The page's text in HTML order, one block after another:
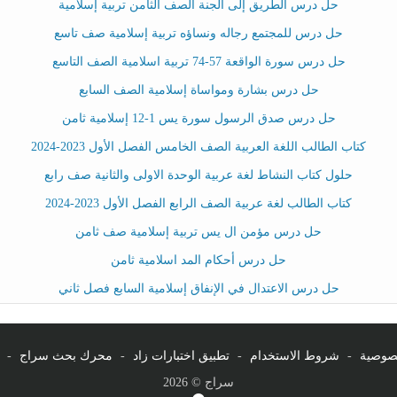
حل درس الطريق إلى الجنة الصف الثامن تربية إسلامية
حل درس للمجتمع رجاله ونساؤه تربية إسلامية صف تاسع
حل درس سورة الواقعة 57-74 تربية اسلامية الصف التاسع
حل درس بشارة ومواساة إسلامية الصف السابع
حل درس صدق الرسول سورة يس 1-12 إسلامية ثامن
كتاب الطالب اللغة العربية الصف الخامس الفصل الأول 2023-2024
حلول كتاب النشاط لغة عربية الوحدة الاولى والثانية صف رابع
كتاب الطالب لغة عربية الصف الرابع الفصل الأول 2023-2024
حل درس مؤمن ال يس تربية إسلامية صف ثامن
حل درس أحكام المد اسلامية ثامن
حل درس الاعتدال في الإنفاق إسلامية السابع فصل ثاني
- شروط الاستخدام - تطبيق اختبارات زاد - محرك بحث سراج -
سراج © 2026